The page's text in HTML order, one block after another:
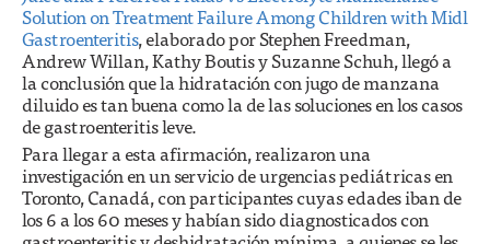
Solution on Treatment Failure Among Children with Midl
Gastroenteritis, elaborado por Stephen Freedman,
Andrew Willan, Kathy Boutis y Suzanne Schuh, llegó a
la conclusión que la hidratación con jugo de manzana
diluido es tan buena como la de las soluciones en los casos
de gastroenteritis leve.
Para llegar a esta afirmación, realizaron una
investigación en un servicio de urgencias pediátricas en
Toronto, Canadá, con participantes cuyas edades iban de
los 6 a los 60 meses y habían sido diagnosticados con